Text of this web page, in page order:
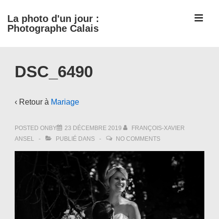
passer
au
La photo d'un jour :
Photographe Calais
Navigation
DSC_6490
‹ Retour à Mariage
POSTED ONBY 23 DÉCEMBRE 2019
FRANÇOIS-XAVIER
ANSEL
PUBLIÉ DANS NO COMMENTS